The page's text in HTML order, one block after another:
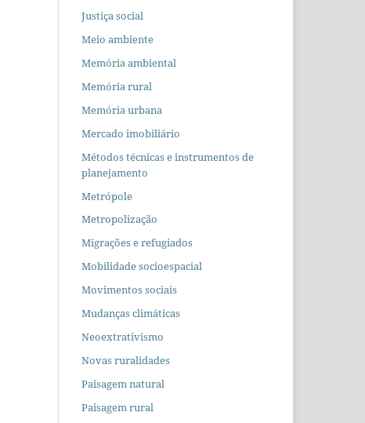
Justiça social
Meio ambiente
Memória ambiental
Memória rural
Memória urbana
Mercado imobiliário
Métodos técnicas e instrumentos de
planejamento
Metrópole
Metropolização
Migrações e refugiados
Mobilidade socioespacial
Movimentos sociais
Mudanças climáticas
Neoextrativismo
Novas ruralidades
Paisagem natural
Paisagem rural